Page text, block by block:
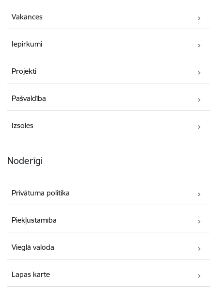
Vakances
Iepirkumi
Projekti
Pašvaldība
Izsoles
Noderīgi
Privātuma politika
Piekļūstamība
Vieglā valoda
Lapas karte